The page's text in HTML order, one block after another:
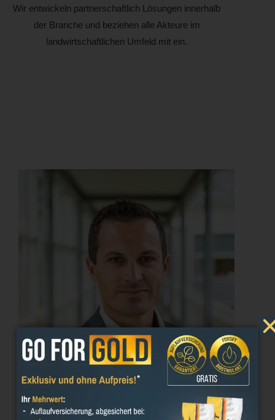
Wir entwickeln partnerschaftlich Lösungen innerhalb
der Branche und beziehen alle Akteure im
landwirtschaftlichen Umfeld mit ein.